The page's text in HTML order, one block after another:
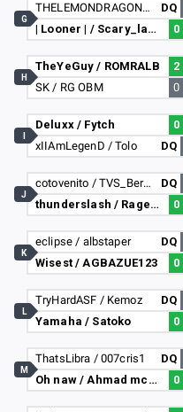
THELEMONDRAGON4 / Parzival #3827
DQ
| Looner | / Scary_larry
0
G
TheYeGuy / ROMRALB
2
SK / RG OBM
0
H
Deluxx / Fytch
0
xIIAmLegenD / Tolo
DQ
cotovenito / TVS_BernaXx
DQ
thunderslash / Ragekit_Origin
0
J
eclipse / albstaper
DQ
Wisest / AGBAZUE123
0
K
TryHardASF / Kemoz
DQ
Yamaha / Satoko
0
L
ThatsLibra / 007cris1
DQ
Oh naw / Ahmad mcFudger
0
M